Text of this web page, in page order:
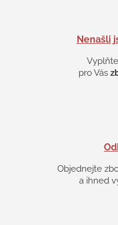
Nenašli
pro Vás
Objednejte
a ihned